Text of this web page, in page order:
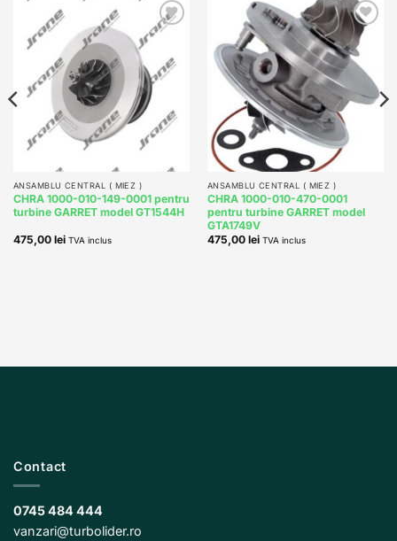
Add to
ANSAMBLU CENTRAL ( MIEZ )
CHRA 1000-010-149-0001 pentru
turbine GARRET model GT1544H
475,00 lei TVA inclus
Add to
wishlist
ANSAMBLU CENTRAL ( MIEZ )
CHRA 1000-010-470-0001
pentru turbine GARRET model
GTA1749V
475,00 lei TVA inclus
Contact
0745 484 444
vanzari@turbolider.ro